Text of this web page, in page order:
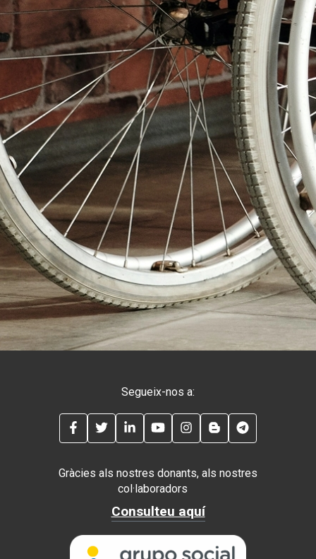
Segueix-nos a:
FACEBOOKTWITTERLINKEDINYOUTUBEINSTAGRAM
BLOG
Gràcies als nostres donants, als nostres
col·laboradors
Consulteu aquí